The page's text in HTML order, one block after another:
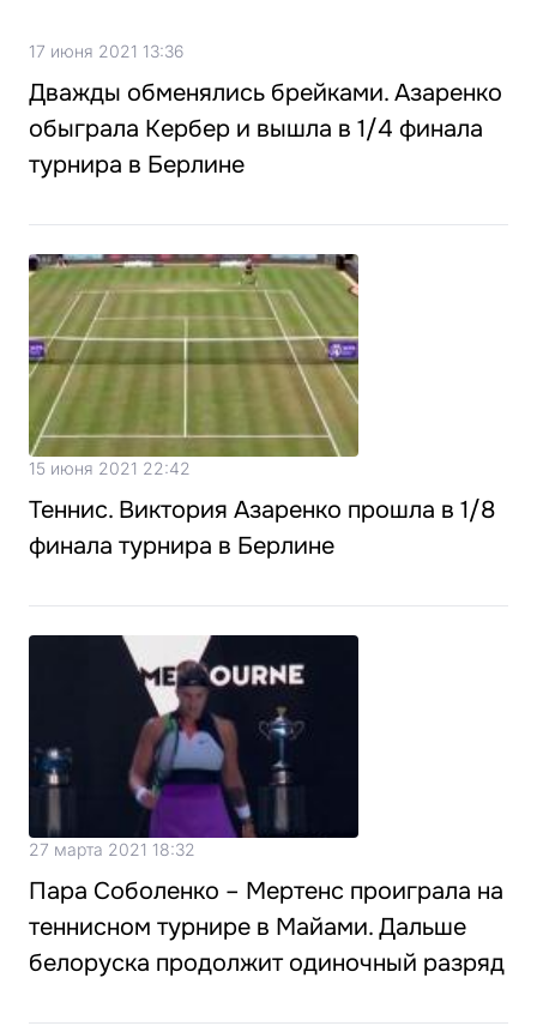
17 июня 2021 13:36
Дважды обменялись брейками. Азаренко
обыграла Кербер и вышла в 1/4 финала
турнира в Берлине
15 июня 2021 22:42
Теннис. Виктория Азаренко прошла в 1/8
финала турнира в Берлине
27 марта 2021 18:32
Пара Соболенко – Мертенс проиграла на
теннисном турнире в Майами. Дальше
белоруска продолжит одиночный разряд